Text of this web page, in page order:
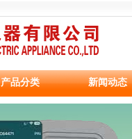
产品分类 新闻动态